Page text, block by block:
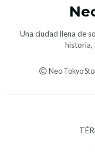
Una ciudad llena de
historia,
Neo Tokyo